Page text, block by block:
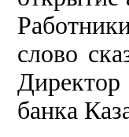
слово
Директор
банка